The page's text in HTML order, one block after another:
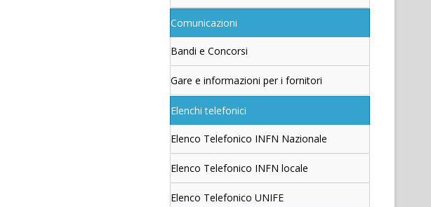
Comunicazioni
Bandi e Concorsi
Gare e informazioni per i fornitori
Elenchi telefonici
Elenco Telefonico INFN Nazionale
Elenco Telefonico INFN locale
Elenco Telefonico UNIFE